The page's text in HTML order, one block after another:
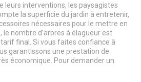
leurs interventions, les paysagistes
la superficie du jardin à entretenir,
nécessaires pour le mettre en
le nombre d’arbres à élagueur est
final. Si vous faites confiance à
garantissons une prestation de
économique. Pour demander un